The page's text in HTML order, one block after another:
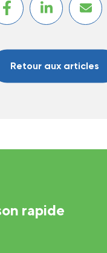
Retour aux articles
rapide